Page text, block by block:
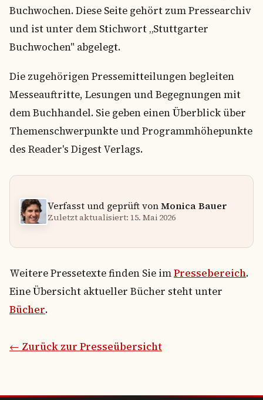
Buchwochen. Diese Seite gehört zum Pressearchiv
und ist unter dem Stichwort „Stuttgarter
Buchwochen" abgelegt.
Die zugehörigen Pressemitteilungen begleiten
Messeauftritte, Lesungen und Begegnungen mit
dem Buchhandel. Sie geben einen Überblick über
Themenschwerpunkte und Programmhöhepunkte
des Reader's Digest Verlags.
Verfasst und geprüft vonMonica Bauer
Zuletzt aktualisiert: 15. Mai 2026
Weitere Pressetexte finden Sie imPressebereich.
Eine Übersicht aktueller Bücher steht unter
Bücher.
← Zurück zur Presseübersicht